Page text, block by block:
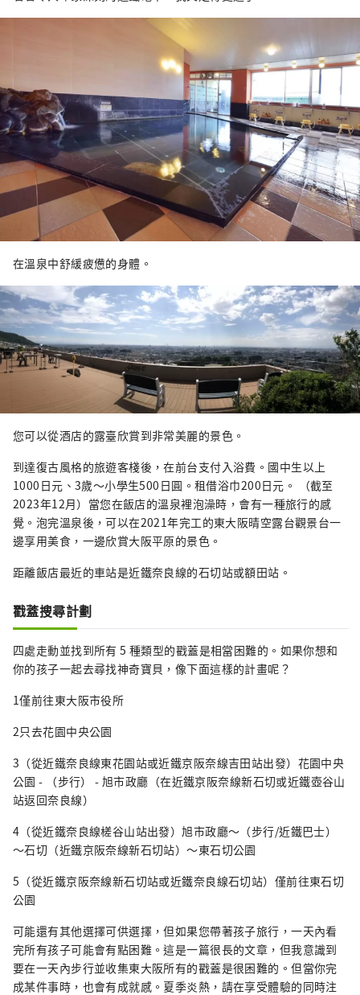
在溫泉中舒緩疲憊的身體。
您可以從酒店的露臺欣賞到非常美麗的景色。
到達復古風格的旅遊客棧後，在前台支付入浴費。國中生以上
1000日元、3歲～小學生500日圓。租借浴巾200日元。 （截至
2023年12月）當您在飯店的溫泉裡泡澡時，會有一種旅行的感
覺。泡完溫泉後，可以在2021年完工的東大阪晴空露台觀景台一
邊享用美食，一邊欣賞大阪平原的景色。
距離飯店最近的車站是近鐵奈良線的石切站或額田站。
戳蓋搜尋計劃
四處走動並找到所有 5 種類型的戳蓋是相當困難的。如果你想和
你的孩子一起去尋找神奇寶貝，像下面這樣的計畫呢？
1僅前往東大阪市役所
2只去花園中央公園
3（從近鐵奈良線東花園站或近鐵京阪奈線吉田站出發）花園中央
公園 - （步行） - 旭市政廳（在近鐵京阪奈線新石切或近鐵壺谷山
站返回奈良線）
4（從近鐵奈良線槎谷山站出發）旭市政廳～（步行/近鐵巴士）
～石切（近鐵京阪奈線新石切站）～東石切公園
5（從近鐵京阪奈線新石切站或近鐵奈良線石切站）僅前往東石切
公園
可能還有其他選擇可供選擇，但如果您帶著孩子旅行，一天內看
完所有孩子可能會有點困難。這是一篇很長的文章，但我意識到
要在一天內步行並收集東大阪所有的戳蓋是很困難的。但當你完
成某件事時，也會有成就感。夏季炎熱，請在享受體驗的同時注